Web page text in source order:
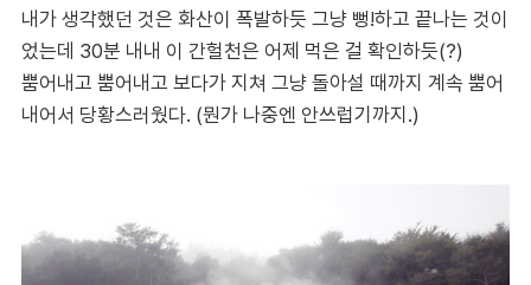
내가 생각했던 것은 화산이 폭발하듯 그냥 뻥!하고 끝나는 것이
었는데 30분 내내 이 간헐천은 어제 먹은 걸 확인하듯(?)
뿜어내고 뿜어내고 보다가 지쳐 그냥 돌아설 때까지 계속 뿜어
내어서 당황스러웠다. (뭔가 나중엔 안쓰럽기까지.)